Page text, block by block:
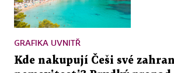
GRAFIKA UVNITŘ
Kde nakupují Češi své